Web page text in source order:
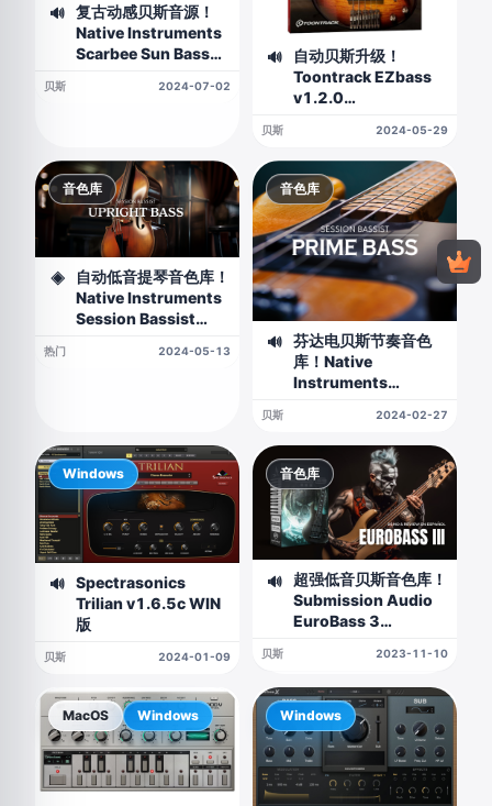
🔊
复古动感贝斯音源！
Native Instruments
Scarbee Sun Bass
贝斯 2024-07-02
🔊
自动贝斯升级！
Toontrack EZbass
v1.2.0
更新，MAC原生支持
M芯片）
贝斯 2024-05-29
◈
自动低音提琴音色库！
Native Instruments
Session Bassist
热门 2024-05-13
音色库
🔊
芬达电贝斯节奏音色
库！Native
Instruments
Prime Bass v1.0.1
KONTAKT
贝斯 2024-02-27
音色库
🔊
Spectrasonics
Trilian v1.6.5c WIN
版
贝斯 2024-01-09
Windows
🔊
超强低音贝斯音色库！
Submission Audio
EuroBass 3
贝斯 2023-11-10
音色库
MacOS Windows Windows